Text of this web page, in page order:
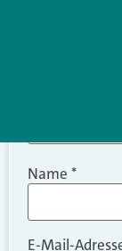
Name *
E-Mail-